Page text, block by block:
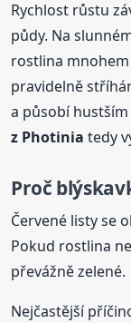
Rychlost růstu
půdy. Na
rostlina
pravidelně
a působí
z Photinia tedy
Proč
Červené listy se
Pokud rostlina
převážně zelené.
Nejčastější